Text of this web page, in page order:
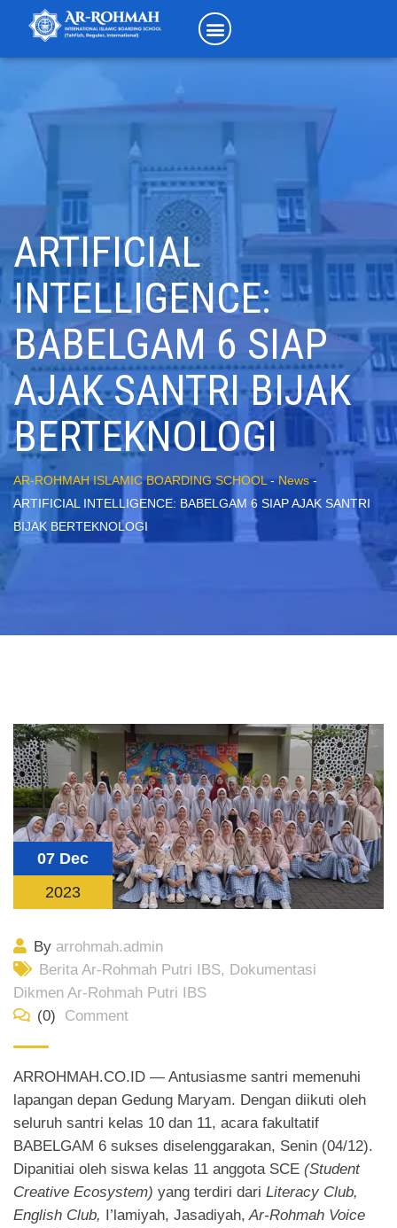
ARTIFICIAL
INTELLIGENCE:
BABELGAM 6 SIAP
AJAK SANTRI BIJAK
BERTEKNOLOGI
AR-ROHMAH ISLAMIC BOARDING SCHOOL-News-
ARTIFICIAL INTELLIGENCE: BABELGAM 6 SIAP AJAK SANTRI
BIJAK BERTEKNOLOGI
07 Dec
2023
By arrohmah.admin
Berita Ar-Rohmah Putri IBS, Dokumentasi
Dikmen Ar-Rohmah Putri IBS
(0)
Comment
ARROHMAH.CO.ID — Antusiasme santri memenuhi
lapangan depan Gedung Maryam. Dengan diikuti oleh
seluruh santri kelas 10 dan 11, acara fakultatif
BABELGAM 6 sukses diselenggarakan, Senin (04/12).
Dipanitiai oleh siswa kelas 11 anggota SCE (Student
Creative Ecosystem) yang terdiri dari Literacy Club,
English Club, I’lamiyah, Jasadiyah, Ar-Rohmah Voice